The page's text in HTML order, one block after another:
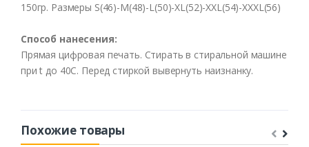
150гр. Размеры S(46)-M(48)-L(50)-XL(52)-XXL(54)-XXXL(56)
Способ нанесения:
Прямая цифровая печать. Стирать в стиральной машине
при t до 40С. Перед стиркой вывернуть наизнанку.
Похожие товары